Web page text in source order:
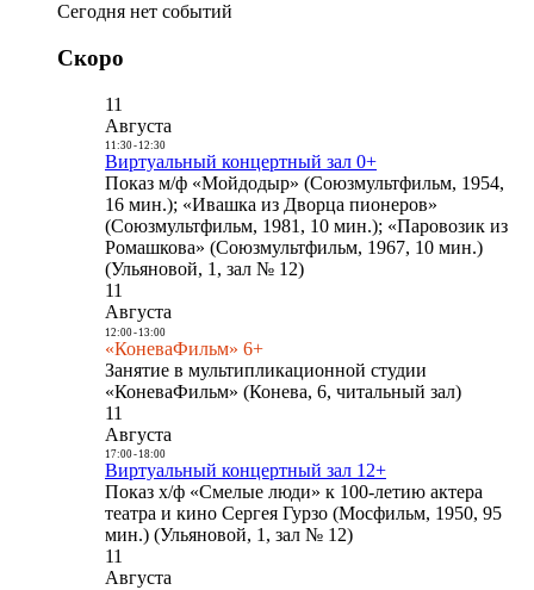
Сегодня нет событий
Скоро
11
Августа
11:30- 12:30
Виртуальный концертный зал 0+
Показ м/ф «Мойдодыр» (Союзмультфильм, 1954,
16 мин.); «Ивашка из Дворца пионеров»
(Союзмультфильм, 1981, 10 мин.); «Паровозик из
Ромашкова» (Союзмультфильм, 1967, 10 мин.)
(Ульяновой, 1, зал № 12)
11
Августа
12:00- 13:00
«КоневаФильм» 6+
Занятие в мультипликационной студии
«КоневаФильм» (Конева, 6, читальный зал)
11
Августа
17:00- 18:00
Виртуальный концертный зал 12+
Показ х/ф «Смелые люди» к 100-летию актера
театра и кино Сергея Гурзо (Мосфильм, 1950, 95
мин.) (Ульяновой, 1, зал № 12)
11
Августа